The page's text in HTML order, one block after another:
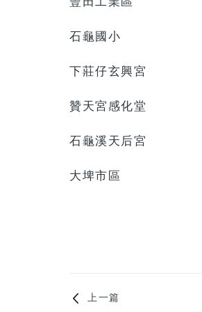
石龜國小
下莊仔玄興宮
贊天宮感化堂
石龜溪天后宮
大埤市區
上一篇